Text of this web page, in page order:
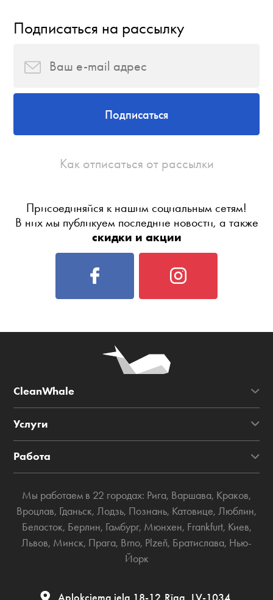
Подписаться на рассылку
Подписаться
Как отписаться от рассылки
Присоединяйся к нашим социальным сетям!
В них мы публикуем последние новости, а также
скидки и акции
CleanWhale
Услуги
Работа
Мы работаем в 22 городах: Рига, Варшава, Краков,
Вроцлав, Гданьск, Лодзь, Познань, Катовице, Люблин,
Беласток, Берлин, Гамбург, Мюнхен, Frankfurt, Киев,
Львов, Минск, Прага, Brno, Plzeň, Братислава, Нью-
Йорк